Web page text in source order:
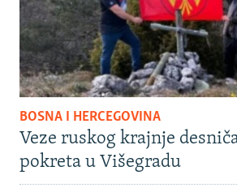
BOSNA I HERCEGOVINA
Veze ruskog krajnje
pokreta u Višegradu